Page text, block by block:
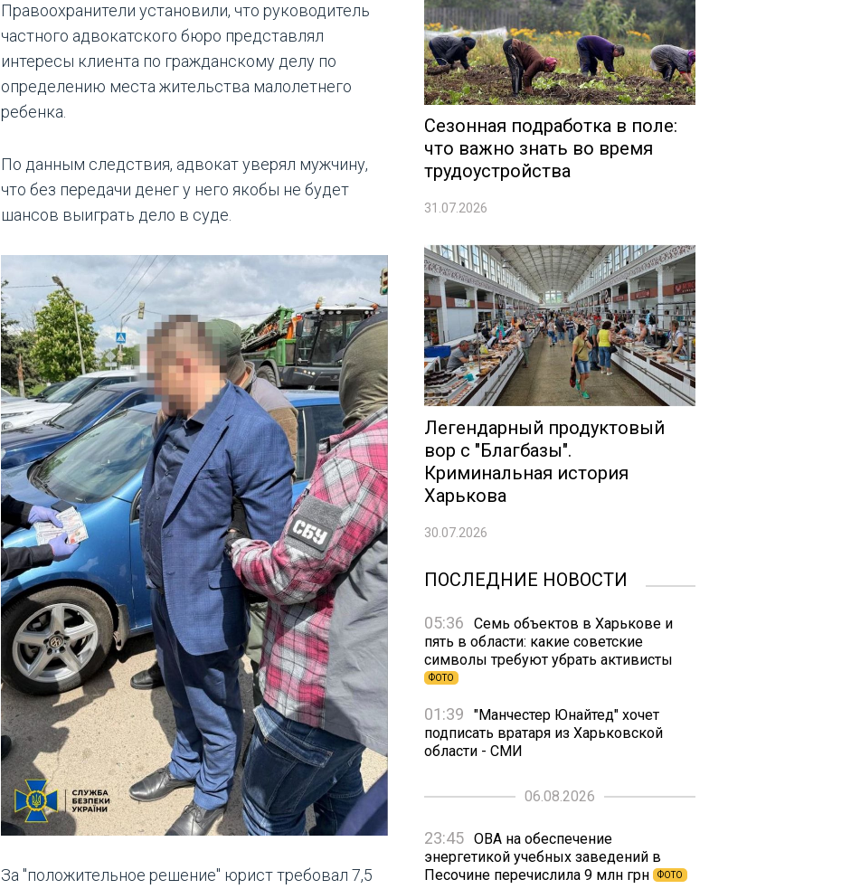
Правоохранители установили, что руководитель
частного адвокатского бюро представлял
интересы клиента по гражданскому делу по
определению места жительства малолетнего
ребенка.
По данным следствия, адвокат уверял мужчину,
что без передачи денег у него якобы не будет
шансов выиграть дело в суде.
За "положительное решение" юрист требовал 7,5
Сезонная подработка в поле:
что важно знать во время
трудоустройства
31.07.2026
Легендарный продуктовый
вор с "Благбазы".
Криминальная история
Харькова
30.07.2026
ПОСЛЕДНИЕ НОВОСТИ
05:36
Семь объектов в Харькове и
пять в области: какие советские
символы требуют убрать активисты
ФОТО
01:39
"Манчестер Юнайтед" хочет
подписать вратаря из Харьковской
области - СМИ
06.08.2026
23:45 ОВА на обеспечение
энергетикой учебных заведений в
Песочине перечислила 9 млн грн
ФОТО